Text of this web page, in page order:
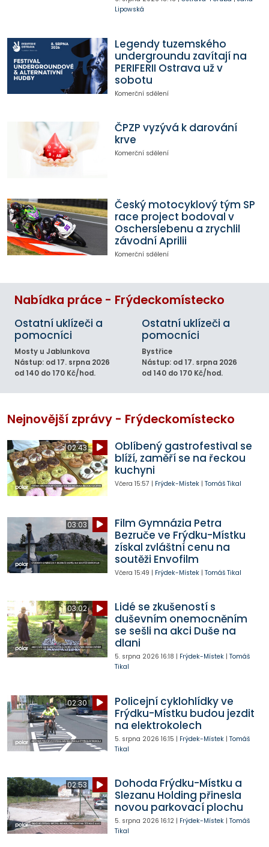
Lipowská
Legendy tuzemského
undergroundu zavítají na
PERIFERII Ostrava už v
sobotu
Komerční sdělení
ČPZP vyzývá k darování
krve
Komerční sdělení
Český motocyklový tým SP
race project bodoval v
Oscherslebenu a zrychlil
závodní Aprilii
Komerční sdělení
Nabídka práce - Frýdeckomístecko
Ostatní uklízeči a
pomocníci
Mosty u Jablunkova
Nástup: od 17. srpna 2026
od 140 do 170 Kč/hod.
Ostatní uklízeči a
pomocníci
Bystřice
Nástup: od 17. srpna 2026
od 140 do 170 Kč/hod.
Nejnovější zprávy - Frýdeckomístecko
02:43
Oblíbený gastrofestival se
blíží, zaměří se na řeckou
kuchyni
Včera 15:57 | Frýdek-Místek| Tomáš Tikal
03:03
Film Gymnázia Petra
Bezruče ve Frýdku-Místku
získal zvláštní cenu na
soutěži Envofilm
Včera 15:49 | Frýdek-Místek| Tomáš Tikal
03:02
Lidé se zkušeností s
duševním onemocněním
se sešli na akci Duše na
dlani
5. srpna 2026 16:18 | Frýdek-Místek| Tomáš
Tikal
02:30
Policejní cyklohlídky ve
Frýdku-Místku budou jezdit
na elektrokolech
5. srpna 2026 16:15 | Frýdek-Místek| Tomáš
Tikal
02:53
Dohoda Frýdku-Místku a
Slezanu Holding přinesla
novou parkovací plochu
5. srpna 2026 16:12| Frýdek-Místek| Tomáš
Tikal